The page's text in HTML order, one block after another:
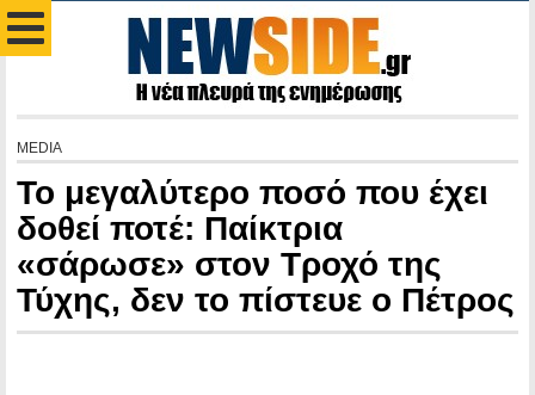
MEDIA
Το μεγαλύτερο ποσό που έχει
δοθεί ποτέ: Παίκτρια
«σάρωσε» στον Τροχό της
Τύχης, δεν το πίστευε ο Πέτρος